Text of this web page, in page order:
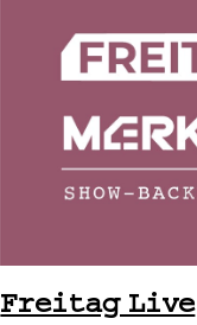
Freitag Live